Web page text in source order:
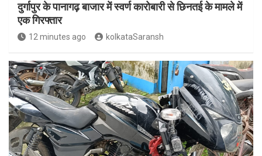
दुर्गापुर के पानागढ़ बाजार में स्वर्ण कारोबारी से छिनतई के मामले में
एक गिरफ्तार
12 minutes ago kolkataSaransh